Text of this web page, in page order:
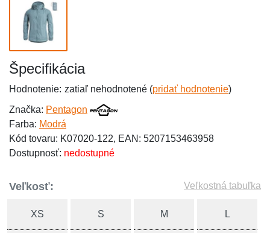
Špecifikácia
Hodnotenie: zatiaľ nehodnotené (pridať hodnotenie)
Značka: Pentagon
Farba: Modrá
Kód tovaru: K07020-122, EAN: 5207153463958
Dostupnosť: nedostupné
Veľkosť: Veľkostná tabuľka
XS S M L